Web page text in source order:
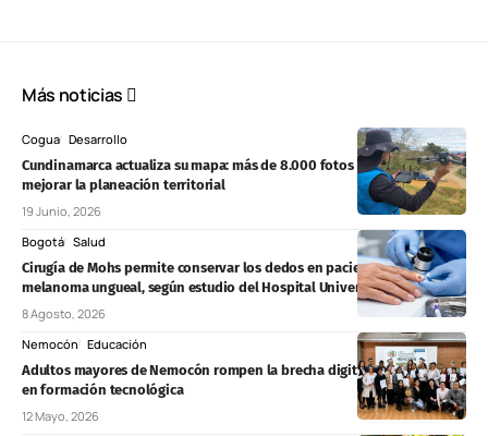
Más noticias
Cogua Desarrollo
Cundinamarca actualiza su mapa: más de 8.000 fotos aéreas para
mejorar la planeación territorial
19 Junio, 2026
Bogotá Salud
Cirugía de Mohs permite conservar los dedos en pacientes con
melanoma ungueal, según estudio del Hospital Universitario Nacional
8 Agosto, 2026
Nemocón Educación
Adultos mayores de Nemocón rompen la brecha digital tras graduarse
en formación tecnológica
12 Mayo, 2026